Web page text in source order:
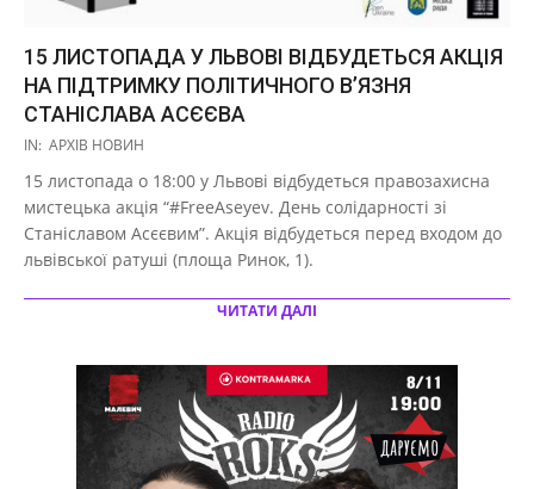
15 ЛИСТОПАДА У ЛЬВОВІ ВІДБУДЕТЬСЯ АКЦІЯ
НА ПІДТРИМКУ ПОЛІТИЧНОГО В’ЯЗНЯ
СТАНІСЛАВА АСЄЄВА
2019-
14
IN: АРХІВ НОВИН
15 листопада о 18:00 у Львові відбудеться правозахисна
мистецька акція “#FreeAseyev. День солідарності зі
Станіславом Асєєвим”. Акція відбудеться перед входом до
львівської ратуші (площа Ринок, 1).
ЧИТАТИ ДАЛІ